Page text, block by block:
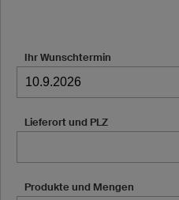
Ihr Wunschtermin
Lieferort und PLZ
Produkte und Mengen